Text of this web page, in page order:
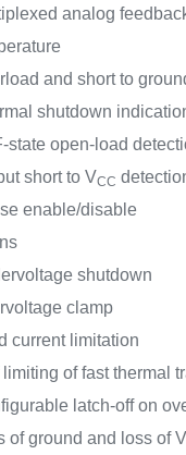
analog
and short to
shutdown
state open-load
short to VCC
enable/disable
shutdown
clamp
current limitation
limiting of fast thermal
latch-off on
of ground and loss of